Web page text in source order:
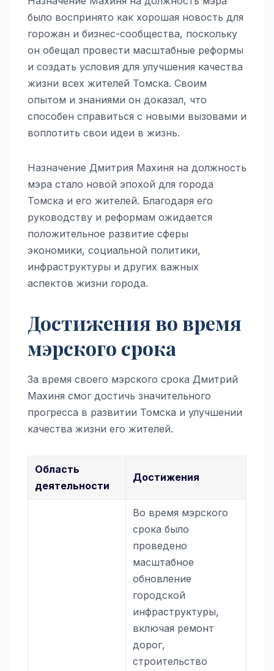
было воспринято как хорошая новость для
горожан и бизнес-сообщества, поскольку
он обещал провести масштабные реформы
и создать условия для улучшения качества
жизни всех жителей Томска. Своим
опытом и знаниями он доказал, что
способен справиться с новыми вызовами и
воплотить свои идеи в жизнь.
Назначение Дмитрия Махиня на должность
мэра стало новой эпохой для города
Томска и его жителей. Благодаря его
руководству и реформам ожидается
положительное развитие сферы
экономики, социальной политики,
инфраструктуры и других важных
аспектов жизни города.
Достижения во время
мэрского срока
За время своего мэрского срока Дмитрий
Махиня смог достичь значительного
прогресса в развитии Томска и улучшении
качества жизни его жителей.
Область
деятельности
Достижения
Во время мэрского
срока было
проведено
масштабное
обновление
городской
инфраструктуры,
включая ремонт
дорог,
строительство